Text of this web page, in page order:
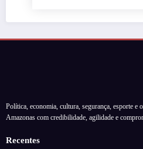
Política, economia, cultura, segurança, esporte e
Amazonas com credibilidade, agilidade e
Recentes